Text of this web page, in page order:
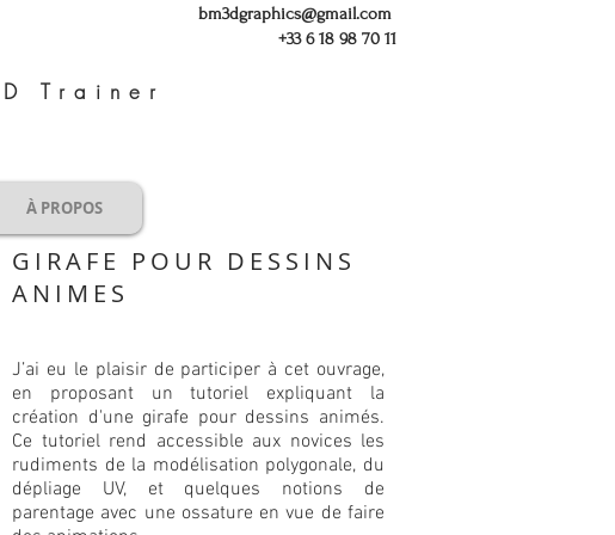
Trainer
bm3dgraphics@gmail.com
+33 6 18 98 70 11
À PROPOS
GIRAFE POUR DESSINS
ANIMES
J’ai eu le plaisir de participer à cet ouvrage,
en proposant un tutoriel expliquant la
création d'une girafe pour dessins animés.
Ce tutoriel rend accessible aux novices les
rudiments de la modélisation polygonale, du
dépliage UV, et quelques notions de
parentage avec une ossature en vue de faire